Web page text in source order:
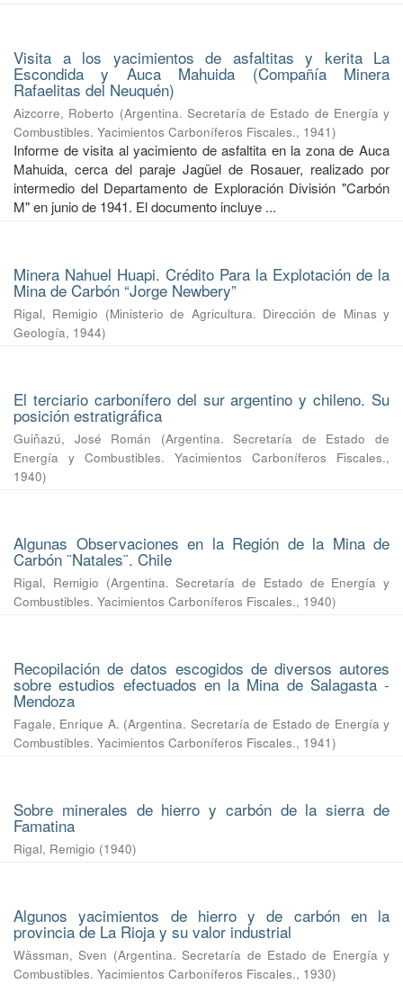
Visita a los yacimientos de asfaltitas y kerita La
Escondida y Auca Mahuida (Compañía Minera
Rafaelitas del Neuquén)
Aizcorre, Roberto (Argentina. Secretaría de Estado de Energía y
Combustibles. Yacimientos Carboníferos Fiscales., 1941)
Informe de visita al yacimiento de asfaltita en la zona de Auca
Mahuida, cerca del paraje Jagüel de Rosauer, realizado por
intermedio del Departamento de Exploración División "Carbón
M" en junio de 1941. El documento incluye ...
Minera Nahuel Huapi. Crédito Para la Explotación de la
Mina de Carbón “Jorge Newbery”
Rigal, Remigio (Ministerio de Agricultura. Dirección de Minas y
Geología, 1944)
El terciario carbonífero del sur argentino y chileno. Su
posición estratigráfica
Guiñazú, José Román (Argentina. Secretaría de Estado de
Energía y Combustibles. Yacimientos Carboníferos Fiscales.,
1940)
Algunas Observaciones en la Región de la Mina de
Carbón ¨Natales¨. Chile
Rigal, Remigio (Argentina. Secretaría de Estado de Energía y
Combustibles. Yacimientos Carboníferos Fiscales., 1940)
Recopilación de datos escogidos de diversos autores
sobre estudios efectuados en la Mina de Salagasta -
Mendoza
Fagale, Enrique A. (Argentina. Secretaría de Estado de Energía y
Combustibles. Yacimientos Carboníferos Fiscales., 1941)
Sobre minerales de hierro y carbón de la sierra de
Famatina
Rigal, Remigio (1940)
Algunos yacimientos de hierro y de carbón en la
provincia de La Rioja y su valor industrial
Wässman, Sven (Argentina. Secretaría de Estado de Energía y
Combustibles. Yacimientos Carboníferos Fiscales., 1930)